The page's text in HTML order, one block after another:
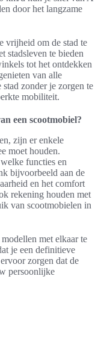
door het langzame
vrijheid om de stad te
stadsleven te bieden
tot het ontdekken
van alle
zonder je zorgen te
mobiliteit.
een scootmobiel?
zijn er enkele
moet houden.
functies en
bijvoorbeeld aan de
en het comfort
rekening houden met
van scootmobielen in
met elkaar te
je een definitieve
zorgen dat de
persoonlijke